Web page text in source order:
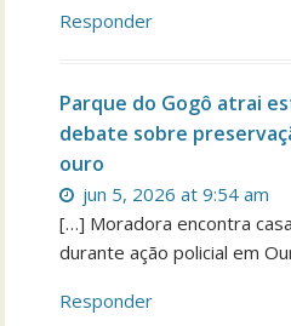
Responder
Parque do Gogô atrai
debate sobre
ouro
jun 5, 2026 at 9:54 am
[…] Moradora encontra
durante ação policial em
Responder